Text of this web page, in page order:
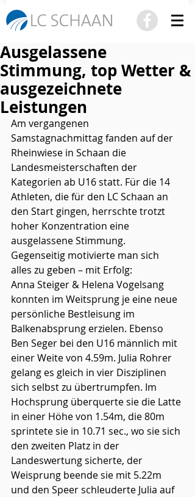
Ausgelassene
Stimmung, top Wetter &
ausgezeichnete
Leistungen
Am vergangenen
Samstagnachmittag fanden auf der
Rheinwiese in Schaan die
Landesmeisterschaften der
Kategorien ab U16 statt. Für die 14
Athleten, die für den LC Schaan an
den Start gingen, herrschte trotzt
hoher Konzentration eine
ausgelassene Stimmung.
Gegenseitig motivierte man sich
alles zu geben – mit Erfolg:
Anna Steiger & Helena Vogelsang
konnten im Weitsprung je eine neue
persönliche Bestleisung im
Balkenabsprung erzielen. Ebenso
Ben Seger bei den U16 männlich mit
einer Weite von 4.59m. Julia Rohrer
gelang es gleich in vier Disziplinen
sich selbst zu übertrumpfen. Im
Hochsprung überquerte sie die Latte
in einer Höhe von 1.54m, die 80m
sprintete sie in 10.71 sec., wo sie sich
den zweiten Platz in der
Landeswertung sicherte, der
Weisprung beende sie mit 5.22m
und den Speer schleuderte Julia auf